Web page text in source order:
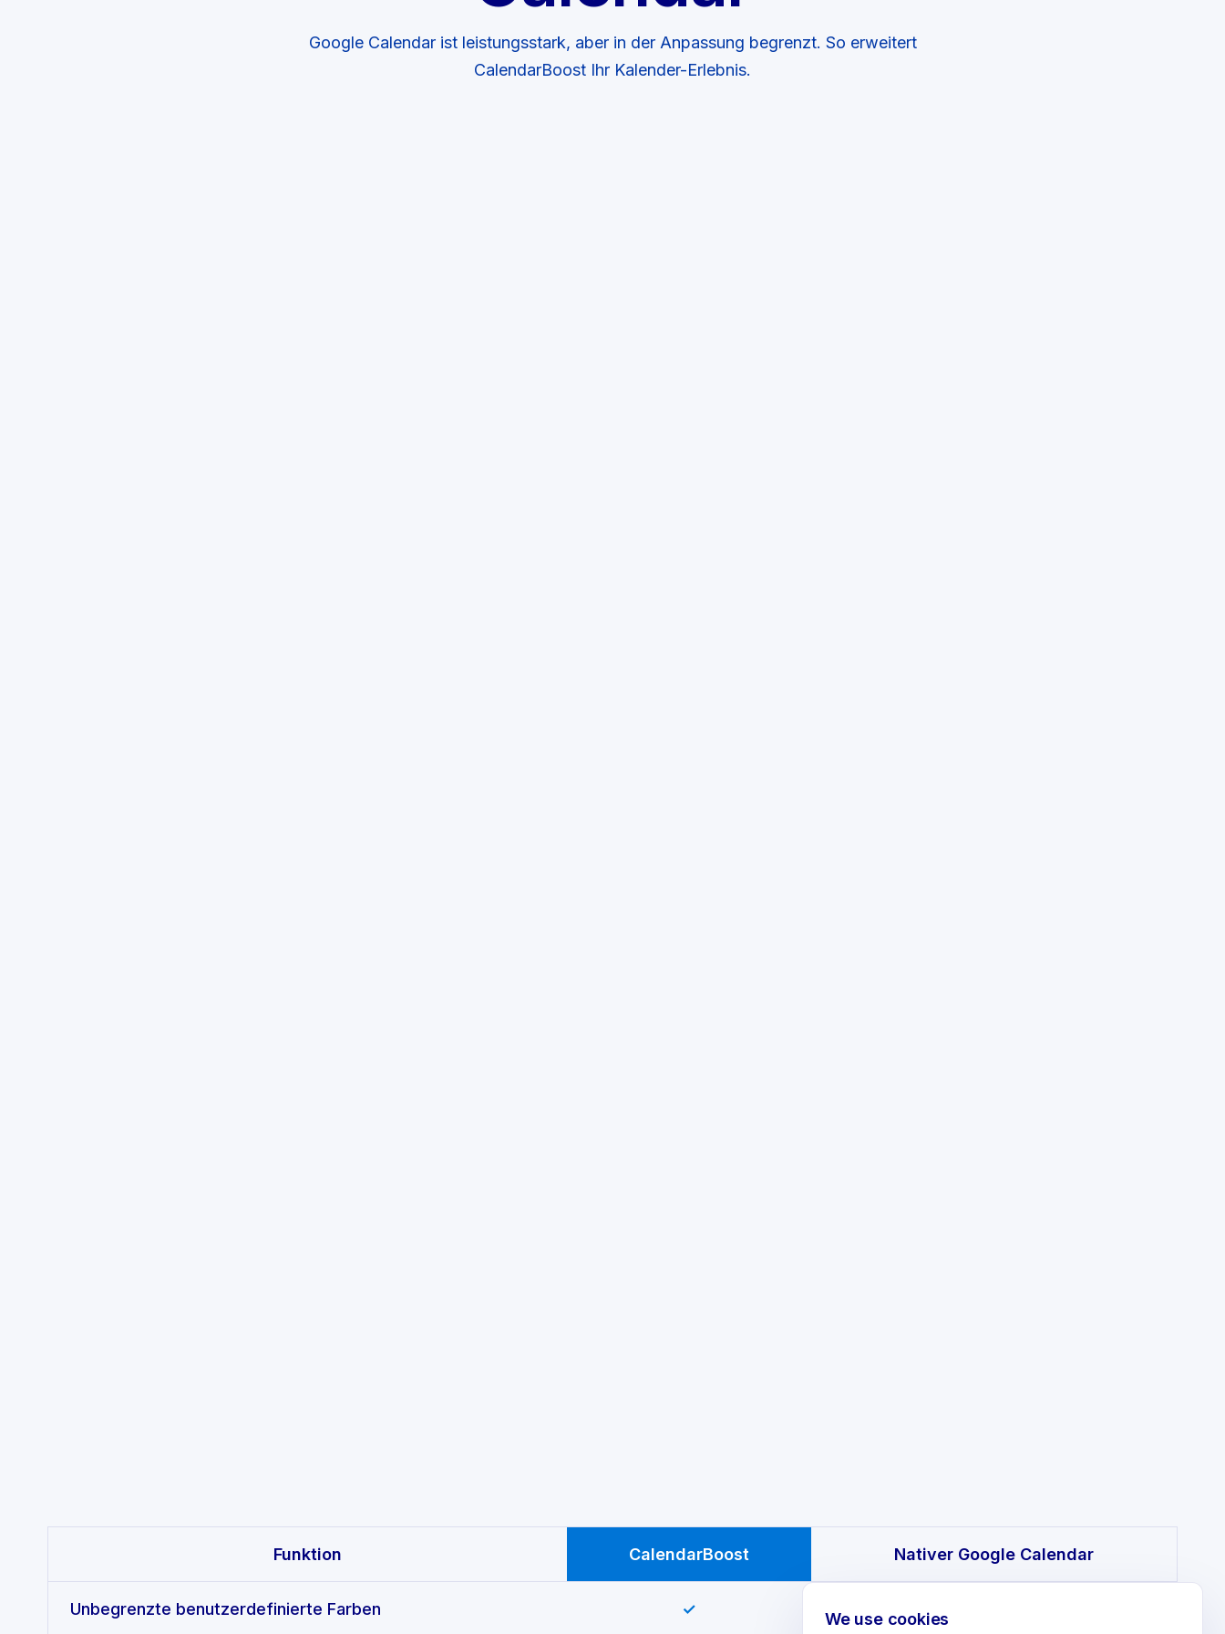
Google Calendar ist leistungsstark, aber in der Anpassung begrenzt. So erweitert
CalendarBoost Ihr Kalender-Erlebnis.
Feature comparison
Funktion CalendarBoost Nativer Google Calendar
Unbegrenzte benutzerdefinierte Farben ✓ ✗ (nur 12 Voreinstellungen)
We use cookies